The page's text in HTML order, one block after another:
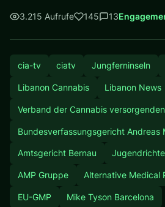
3.215 Aufrufe 145 13
cia-tv ciatv Jungferninseln
Libanon Cannabis Libanon News
Verband der Cannabis
Bundesverfassungsgericht Andreas
Amtsgericht Bernau
AMP Gruppe Alternative Medical
EU-GMP Mike Tyson Barcelona